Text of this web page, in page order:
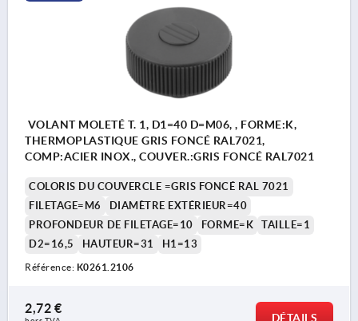
VOLANT MOLETÉ T. 1, D1=40 D=M06, , FORME:K,
THERMOPLASTIQUE GRIS FONCÉ RAL7021,
COMP:ACIER INOX., COUVER.:GRIS FONCÉ RAL7021
COLORIS DU COUVERCLE =GRIS FONCÉ RAL 7021
FILETAGE=M6
DIAMÈTRE EXTÉRIEUR=40
PROFONDEUR DE FILETAGE=10
FORME=K
TAILLE=1
D2=16,5
HAUTEUR=31 H1=13
Référence: K0261.2106
2,72 €
DÉTAILS